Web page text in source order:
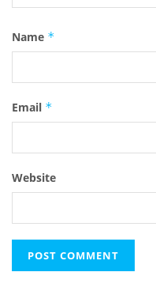
Name *
Email *
Website